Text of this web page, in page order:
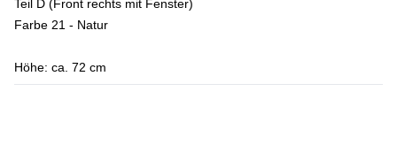
Teil D (Front rechts mit Fenster)
Farbe 21 - Natur
Höhe: ca. 72 cm